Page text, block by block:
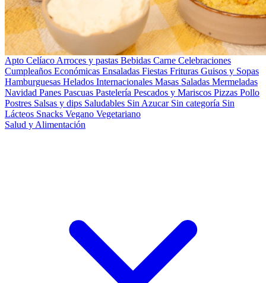
Apto Celíaco Arroces y pastas Bebidas Carne Celebraciones
Cumpleaños Económicas Ensaladas Fiestas Frituras Guisos y Sopas
Hamburguesas Helados Internacionales Masas Saladas Mermeladas
Navidad Panes Pascuas Pastelería Pescados y Mariscos Pizzas Pollo
Postres Salsas y dips Saludables Sin Azucar Sin categoría Sin
Lácteos Snacks Vegano Vegetariano
Salud y Alimentación